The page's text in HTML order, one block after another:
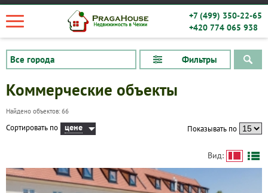
+7 (499) 350-22-65
+420 774 065 938
Фильтры
Коммерческие объекты
Найдено объектов: 66
Сортировать по цене Показывать по
Вид: